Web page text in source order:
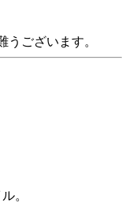
うございます。
。